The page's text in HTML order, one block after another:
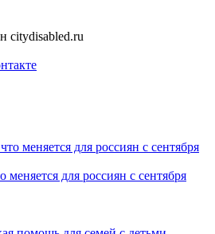
citydisabled.ru
для россиян с сентября